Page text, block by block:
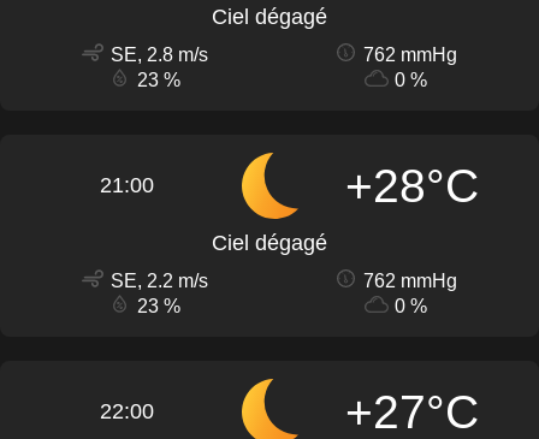
Ciel dégagé
SE, 2.8 m/s
762 mmHg
23 %
0 %
21:00 +28°C
Ciel dégagé
SE, 2.2 m/s
762 mmHg
23 %
0 %
22:00 +27°C